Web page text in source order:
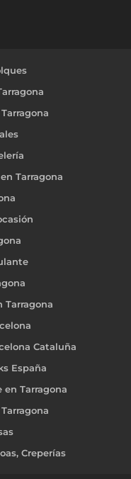
Tarragona
Tarragona
Cataluña
España
Tarragona
Creperías